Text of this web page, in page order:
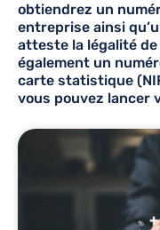
obtiendrez un
entreprise ainsi
atteste la légalité
également un
carte statistique
vous pouvez lancer